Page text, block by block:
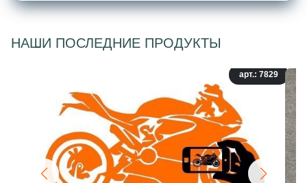
НАШИ ПОСЛЕДНИЕ ПРОДУКТЫ
арт.: 7829